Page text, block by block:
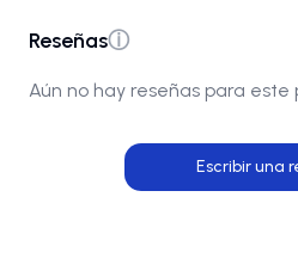
Reseñasⓘ
Aún no hay reseñas para este
Escribir una